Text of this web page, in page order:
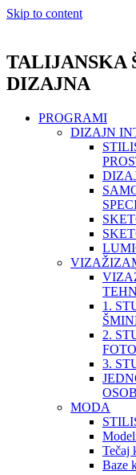
Skip to content
TALIJANSKA
DIZAJNA
PROGRAMI
DIZAJN
1.
2.
3.
MODA
Tečaj
Baze